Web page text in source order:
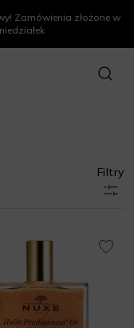
Zamówienia złożone w
SZUKAJ
Filtry